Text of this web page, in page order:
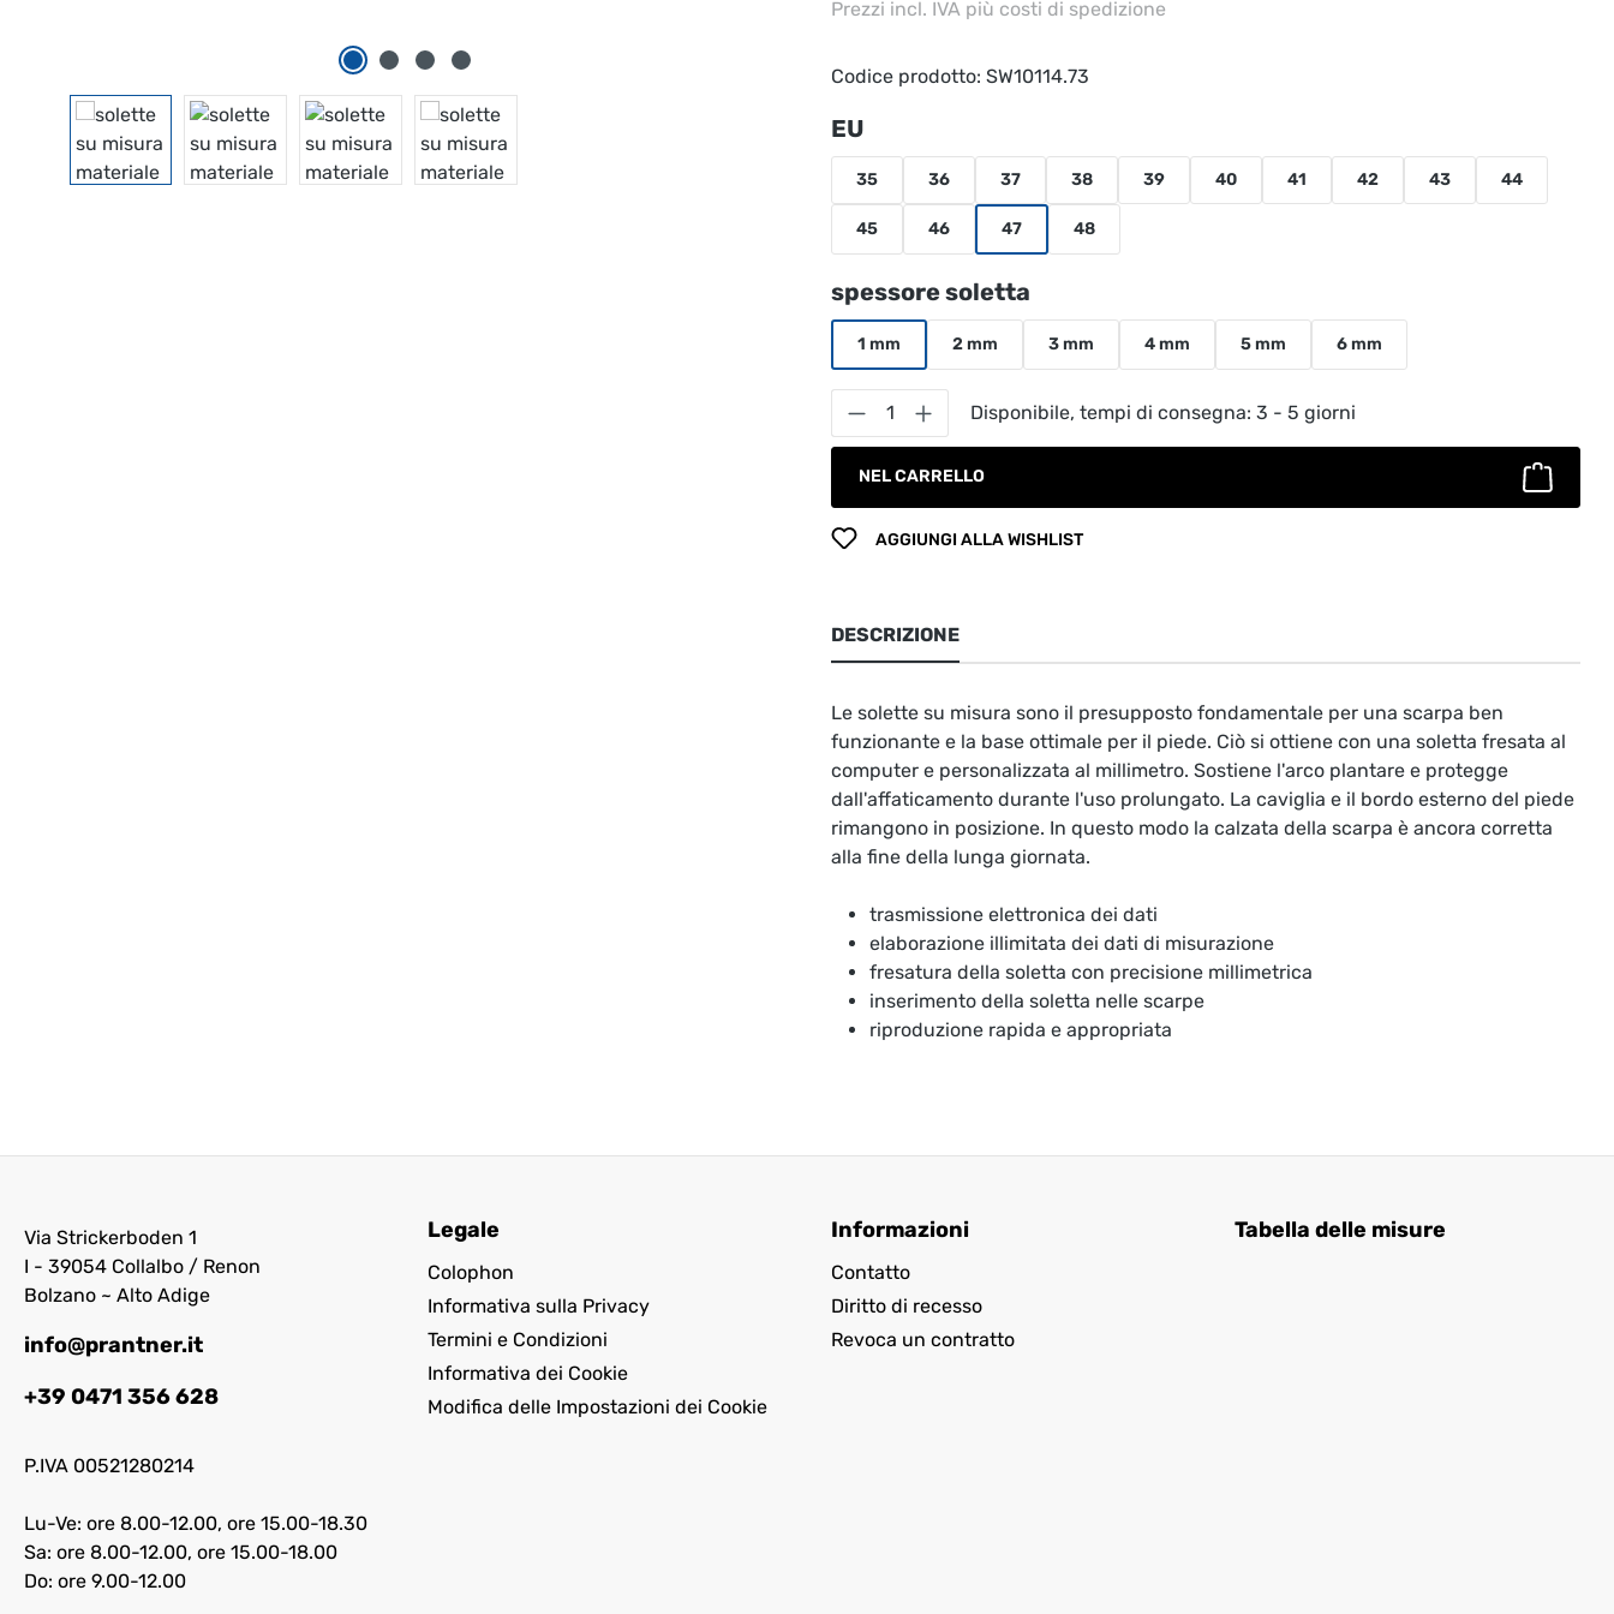
Prezzi incl. IVA più costi di spedizione
Codice prodotto: SW10114.73
Seleziona
EU
35 36 37 38 39 40 41 42 43 44
45 46 47 48
Seleziona
spessore soletta
1 mm 2 mm 3 mm 4 mm 5 mm 6 mm
Quantità del prodotto: inserisci la quantità desiderata o
Disponibile, tempi di consegna: 3 - 5 giorni
NEL CARRELLO
AGGIUNGI ALLA WISHLIST
DESCRIZIONE
Le solette su misura sono il presupposto fondamentale per una scarpa ben
funzionante e la base ottimale per il piede. Ciò si ottiene con una soletta fresata al
computer e personalizzata al millimetro. Sostiene l'arco plantare e protegge
dall'affaticamento durante l'uso prolungato. La caviglia e il bordo esterno del piede
rimangono in posizione. In questo modo la calzata della scarpa è ancora corretta
alla fine della lunga giornata.
trasmissione elettronica dei dati
elaborazione illimitata dei dati di misurazione
fresatura della soletta con precisione millimetrica
inserimento della soletta nelle scarpe
riproduzione rapida e appropriata
Via Strickerboden 1
I - 39054 Collalbo / Renon
Bolzano ~ Alto Adige
info@prantner.it
+39 0471 356 628
P.IVA 00521280214
Lu-Ve: ore 8.00-12.00, ore 15.00-18.30
Sa: ore 8.00-12.00, ore 15.00-18.00
Do: ore 9.00-12.00
Legale
Colophon
Informativa sulla Privacy
Termini e Condizioni
Informativa dei Cookie
Modifica delle Impostazioni dei Cookie
Informazioni
Contatto
Diritto di recesso
Revoca un contratto
Tabella delle misure